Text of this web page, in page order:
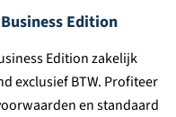
Edition
Edition zakelijk
exclusief BTW. Profiteer
en standaard